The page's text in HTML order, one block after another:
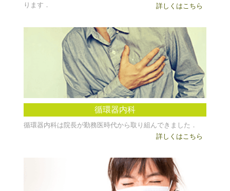
ります．
詳しくはこちら
循環器内科
循環器内科は院長が勤務医時代から取り組んできました．
詳しくはこちら